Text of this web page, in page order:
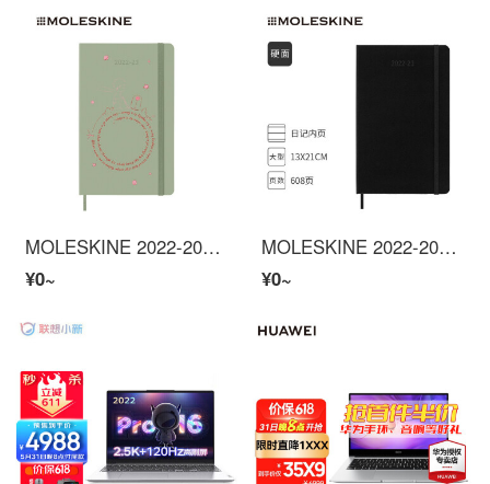
MOLESKINE 2022-2023年18个月 小王子特别款 スケジュール帳ノートノートブック 大型周记本玫瑰
¥0~
MOLESKINE 2022-2023年18个月经典スケジュール帳ノート ハードサイド大型ジャーナル黑色
¥0~